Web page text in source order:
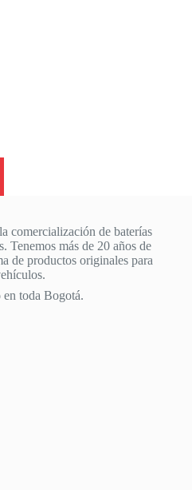
comercialización de baterías
Tenemos más de 20 años de
de productos originales para
en toda Bogotá.